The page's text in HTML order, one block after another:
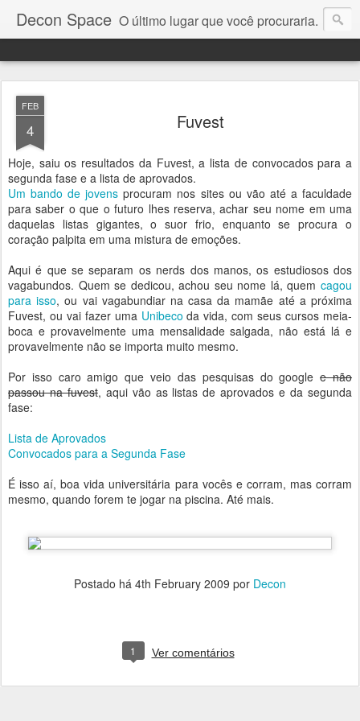
Decon Space O último lugar que você procuraria.
FEB
4 Fuvest
Hoje, saiu os resultados da Fuvest, a lista de convocados para a
segunda fase e a lista de aprovados.
Um bando de jovens procuram nos sites ou vão até a faculdade
para saber o que o futuro lhes reserva, achar seu nome em uma
daquelas listas gigantes, o suor frio, enquanto se procura o
coração palpita em uma mistura de emoções.
Aqui é que se separam os nerds dos manos, os estudiosos dos
vagabundos. Quem se dedicou, achou seu nome lá, quem cagou
para isso, ou vai vagabundiar na casa da mamãe até a próxima
Fuvest, ou vai fazer uma Unibeco da vida, com seus cursos meia-
boca e provavelmente uma mensalidade salgada, não está lá e
provavelmente não se importa muito mesmo.
Por isso caro amigo que veio das pesquisas do googlee não
passou na fuvest, aqui vão as listas de aprovados e da segunda
fase:
Lista de Aprovados
Convocados para a Segunda Fase
É isso aí, boa vida universitária para vocês e corram, mas corram
mesmo, quando forem te jogar na piscina. Até mais.
Postado há 4th February 2009 por Decon
1 Ver comentários